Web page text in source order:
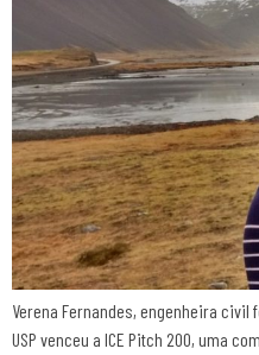
Verena Fernandes, engenheira civil
USP venceu a ICE Pitch 200, uma